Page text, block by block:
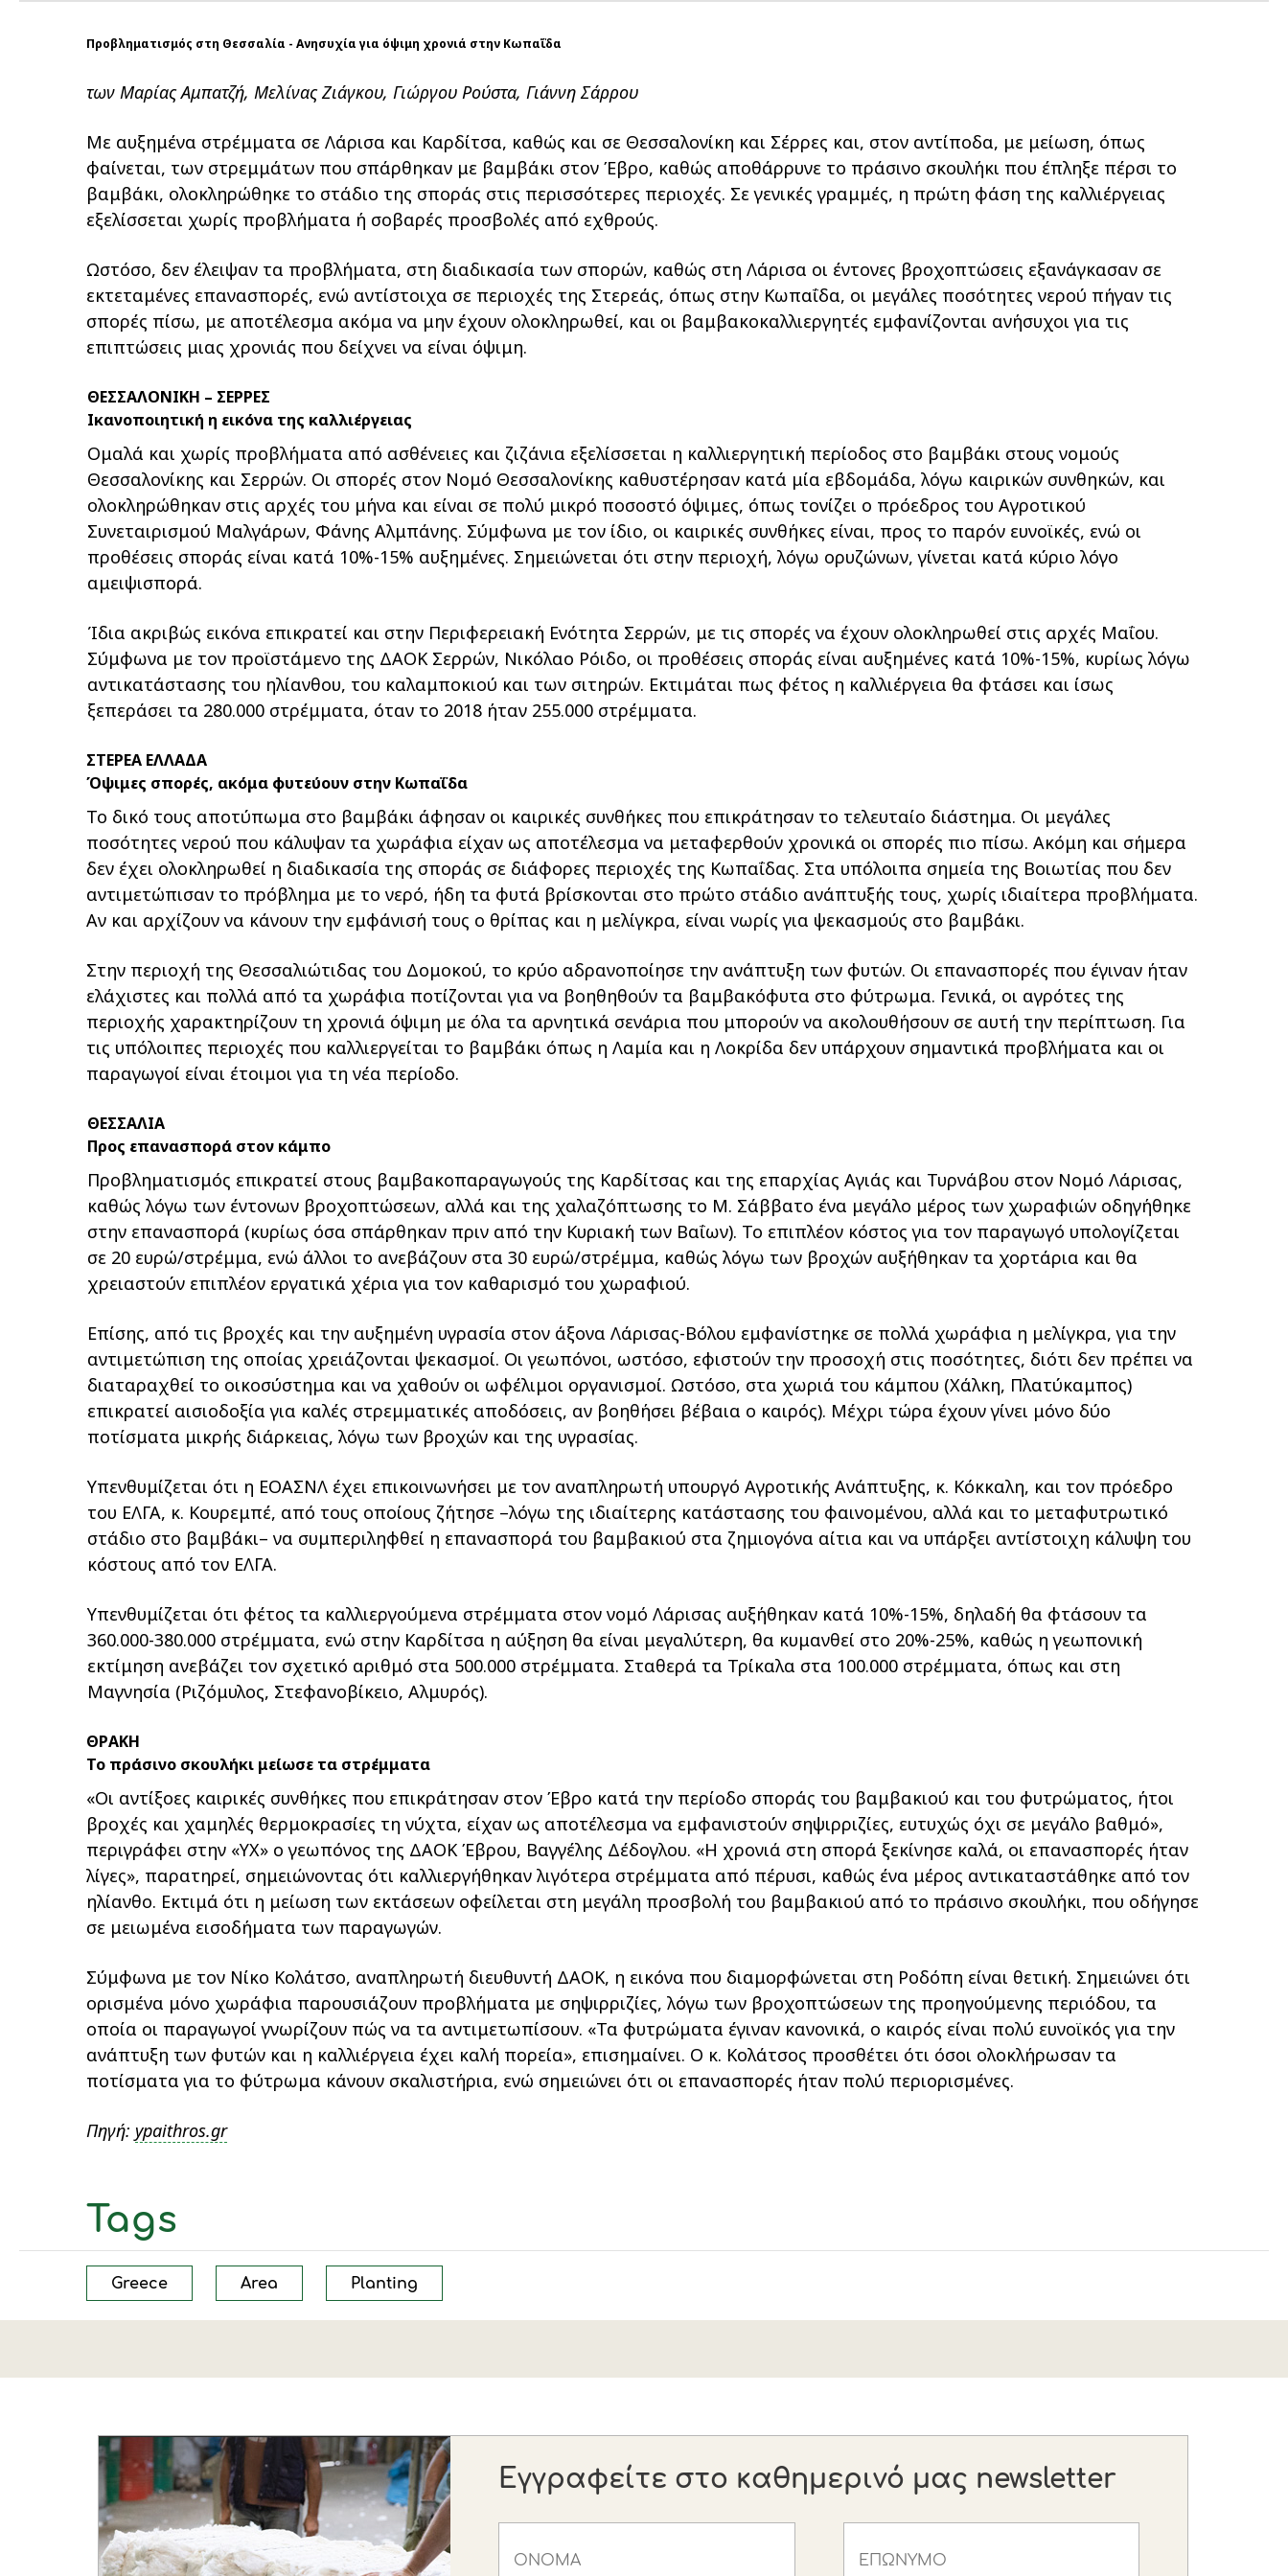
Προβληματισμός στη Θεσσαλία - Ανησυχία για όψιμη χρονιά στην Κωπαΐδα
των Μαρίας Αμπατζή, Μελίνας Ζιάγκου, Γιώργου Ρούστα, Γιάννη Σάρρου
Με αυξημένα στρέμματα σε Λάρισα και Καρδίτσα, καθώς και σε Θεσσαλονίκη και Σέρρες και, στον αντίποδα, με μείωση, όπως
φαίνεται, των στρεμμάτων που σπάρθηκαν με βαμβάκι στον Έβρο, καθώς αποθάρρυνε το πράσινο σκουλήκι που έπληξε πέρσι το
βαμβάκι, ολοκληρώθηκε το στάδιο της σποράς στις περισσότερες περιοχές. Σε γενικές γραμμές, η πρώτη φάση της καλλιέργειας
εξελίσσεται χωρίς προβλήματα ή σοβαρές προσβολές από εχθρούς.
Ωστόσο, δεν έλειψαν τα προβλήματα, στη διαδικασία των σπορών, καθώς στη Λάρισα οι έντονες βροχοπτώσεις εξανάγκασαν σε
εκτεταμένες επανασπορές, ενώ αντίστοιχα σε περιοχές της Στερεάς, όπως στην Κωπαΐδα, οι μεγάλες ποσότητες νερού πήγαν τις
σπορές πίσω, με αποτέλεσμα ακόμα να μην έχουν ολοκληρωθεί, και οι βαμβακοκαλλιεργητές εμφανίζονται ανήσυχοι για τις
επιπτώσεις μιας χρονιάς που δείχνει να είναι όψιμη.
ΘΕΣΣΑΛΟΝΙΚΗ – ΣΕΡΡΕΣ
Ικανοποιητική η εικόνα της καλλιέργειας
Ομαλά και χωρίς προβλήματα από ασθένειες και ζιζάνια εξελίσσεται η καλλιεργητική περίοδος στο βαμβάκι στους νομούς
Θεσσαλονίκης και Σερρών. Οι σπορές στον Νομό Θεσσαλονίκης καθυστέρησαν κατά μία εβδομάδα, λόγω καιρικών συνθηκών, και
ολοκληρώθηκαν στις αρχές του μήνα και είναι σε πολύ μικρό ποσοστό όψιμες, όπως τονίζει ο πρόεδρος του Αγροτικού
Συνεταιρισμού Μαλγάρων, Φάνης Αλμπάνης. Σύμφωνα με τον ίδιο, οι καιρικές συνθήκες είναι, προς το παρόν ευνοϊκές, ενώ οι
προθέσεις σποράς είναι κατά 10%-15% αυξημένες. Σημειώνεται ότι στην περιοχή, λόγω ορυζώνων, γίνεται κατά κύριο λόγο
αμειψισπορά.
Ίδια ακριβώς εικόνα επικρατεί και στην Περιφερειακή Ενότητα Σερρών, με τις σπορές να έχουν ολοκληρωθεί στις αρχές Μαΐου.
Σύμφωνα με τον προϊστάμενο της ΔΑΟΚ Σερρών, Νικόλαο Ρόιδο, οι προθέσεις σποράς είναι αυξημένες κατά 10%-15%, κυρίως λόγω
αντικατάστασης του ηλίανθου, του καλαμποκιού και των σιτηρών. Εκτιμάται πως φέτος η καλλιέργεια θα φτάσει και ίσως
ξεπεράσει τα 280.000 στρέμματα, όταν το 2018 ήταν 255.000 στρέμματα.
ΣΤΕΡΕΑ ΕΛΛΑΔΑ
Όψιμες σπορές, ακόμα φυτεύουν στην Κωπαΐδα
Το δικό τους αποτύπωμα στο βαμβάκι άφησαν οι καιρικές συνθήκες που επικράτησαν το τελευταίο διάστημα. Οι μεγάλες
ποσότητες νερού που κάλυψαν τα χωράφια είχαν ως αποτέλεσμα να μεταφερθούν χρονικά οι σπορές πιο πίσω. Ακόμη και σήμερα
δεν έχει ολοκληρωθεί η διαδικασία της σποράς σε διάφορες περιοχές της Κωπαΐδας. Στα υπόλοιπα σημεία της Βοιωτίας που δεν
αντιμετώπισαν το πρόβλημα με το νερό, ήδη τα φυτά βρίσκονται στο πρώτο στάδιο ανάπτυξής τους, χωρίς ιδιαίτερα προβλήματα.
Αν και αρχίζουν να κάνουν την εμφάνισή τους ο θρίπας και η μελίγκρα, είναι νωρίς για ψεκασμούς στο βαμβάκι.
Στην περιοχή της Θεσσαλιώτιδας του Δομοκού, το κρύο αδρανοποίησε την ανάπτυξη των φυτών. Οι επανασπορές που έγιναν ήταν
ελάχιστες και πολλά από τα χωράφια ποτίζονται για να βοηθηθούν τα βαμβακόφυτα στο φύτρωμα. Γενικά, οι αγρότες της
περιοχής χαρακτηρίζουν τη χρονιά όψιμη με όλα τα αρνητικά σενάρια που μπορούν να ακολουθήσουν σε αυτή την περίπτωση. Για
τις υπόλοιπες περιοχές που καλλιεργείται το βαμβάκι όπως η Λαμία και η Λοκρίδα δεν υπάρχουν σημαντικά προβλήματα και οι
παραγωγοί είναι έτοιμοι για τη νέα περίοδο.
ΘΕΣΣΑΛΙΑ
Προς επανασπορά στον κάμπο
Προβληματισμός επικρατεί στους βαμβακοπαραγωγούς της Καρδίτσας και της επαρχίας Αγιάς και Τυρνάβου στον Νομό Λάρισας,
καθώς λόγω των έντονων βροχοπτώσεων, αλλά και της χαλαζόπτωσης το Μ. Σάββατο ένα μεγάλο μέρος των χωραφιών οδηγήθηκε
στην επανασπορά (κυρίως όσα σπάρθηκαν πριν από την Κυριακή των Βαΐων). Το επιπλέον κόστος για τον παραγωγό υπολογίζεται
σε 20 ευρώ/στρέμμα, ενώ άλλοι το ανεβάζουν στα 30 ευρώ/στρέμμα, καθώς λόγω των βροχών αυξήθηκαν τα χορτάρια και θα
χρειαστούν επιπλέον εργατικά χέρια για τον καθαρισμό του χωραφιού.
Επίσης, από τις βροχές και την αυξημένη υγρασία στον άξονα Λάρισας-Βόλου εμφανίστηκε σε πολλά χωράφια η μελίγκρα, για την
αντιμετώπιση της οποίας χρειάζονται ψεκασμοί. Οι γεωπόνοι, ωστόσο, εφιστούν την προσοχή στις ποσότητες, διότι δεν πρέπει να
διαταραχθεί το οικοσύστημα και να χαθούν οι ωφέλιμοι οργανισμοί. Ωστόσο, στα χωριά του κάμπου (Χάλκη, Πλατύκαμπος)
επικρατεί αισιοδοξία για καλές στρεμματικές αποδόσεις, αν βοηθήσει βέβαια ο καιρός). Μέχρι τώρα έχουν γίνει μόνο δύο
ποτίσματα μικρής διάρκειας, λόγω των βροχών και της υγρασίας.
Υπενθυμίζεται ότι η ΕΟΑΣΝΛ έχει επικοινωνήσει με τον αναπληρωτή υπουργό Αγροτικής Ανάπτυξης, κ. Κόκκαλη, και τον πρόεδρο
του ΕΛΓΑ, κ. Κουρεμπέ, από τους οποίους ζήτησε –λόγω της ιδιαίτερης κατάστασης του φαινομένου, αλλά και το μεταφυτρωτικό
στάδιο στο βαμβάκι– να συμπεριληφθεί η επανασπορά του βαμβακιού στα ζημιογόνα αίτια και να υπάρξει αντίστοιχη κάλυψη του
κόστους από τον ΕΛΓΑ.
Υπενθυμίζεται ότι φέτος τα καλλιεργούμενα στρέμματα στον νομό Λάρισας αυξήθηκαν κατά 10%-15%, δηλαδή θα φτάσουν τα
360.000-380.000 στρέμματα, ενώ στην Καρδίτσα η αύξηση θα είναι μεγαλύτερη, θα κυμανθεί στο 20%-25%, καθώς η γεωπονική
εκτίμηση ανεβάζει τον σχετικό αριθμό στα 500.000 στρέμματα. Σταθερά τα Τρίκαλα στα 100.000 στρέμματα, όπως και στη
Μαγνησία (Ριζόμυλος, Στεφανοβίκειο, Αλμυρός).
ΘΡΑΚΗ
Το πράσινο σκουλήκι μείωσε τα στρέμματα
«Οι αντίξοες καιρικές συνθήκες που επικράτησαν στον Έβρο κατά την περίοδο σποράς του βαμβακιού και του φυτρώματος, ήτοι
βροχές και χαμηλές θερμοκρασίες τη νύχτα, είχαν ως αποτέλεσμα να εμφανιστούν σηψιρριζίες, ευτυχώς όχι σε μεγάλο βαθμό»,
περιγράφει στην «ΥΧ» ο γεωπόνος της ΔΑΟΚ Έβρου, Βαγγέλης Δέδογλου. «Η χρονιά στη σπορά ξεκίνησε καλά, οι επανασπορές ήταν
λίγες», παρατηρεί, σημειώνοντας ότι καλλιεργήθηκαν λιγότερα στρέμματα από πέρυσι, καθώς ένα μέρος αντικαταστάθηκε από τον
ηλίανθο. Εκτιμά ότι η μείωση των εκτάσεων οφείλεται στη μεγάλη προσβολή του βαμβακιού από το πράσινο σκουλήκι, που οδήγησε
σε μειωμένα εισοδήματα των παραγωγών.
Σύμφωνα με τον Νίκο Κολάτσο, αναπληρωτή διευθυντή ΔΑΟΚ, η εικόνα που διαμορφώνεται στη Ροδόπη είναι θετική. Σημειώνει ότι
ορισμένα μόνο χωράφια παρουσιάζουν προβλήματα με σηψιρριζίες, λόγω των βροχοπτώσεων της προηγούμενης περιόδου, τα
οποία οι παραγωγοί γνωρίζουν πώς να τα αντιμετωπίσουν. «Τα φυτρώματα έγιναν κανονικά, ο καιρός είναι πολύ ευνοϊκός για την
ανάπτυξη των φυτών και η καλλιέργεια έχει καλή πορεία», επισημαίνει. Ο κ. Κολάτσος προσθέτει ότι όσοι ολοκλήρωσαν τα
ποτίσματα για το φύτρωμα κάνουν σκαλιστήρια, ενώ σημειώνει ότι οι επανασπορές ήταν πολύ περιορισμένες.
Πηγή: ypaithros.gr
Tags
Greece Area Planting
Εγγραφείτε στο καθημερινό μας newsletter